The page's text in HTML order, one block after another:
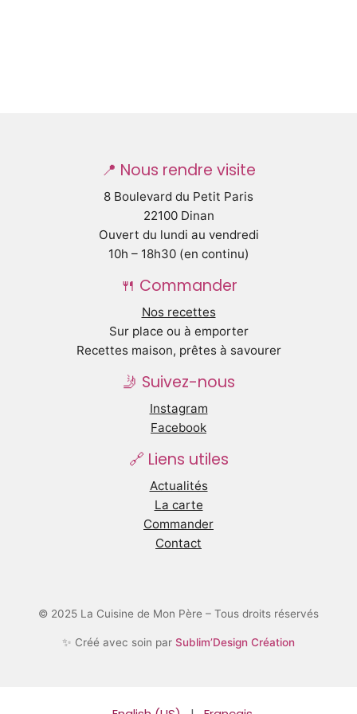
📍 Nous rendre visite
8 Boulevard du Petit Paris
22100 Dinan
Ouvert du lundi au vendredi
10h – 18h30 (en continu)
🍴 Commander
Nos recettes
Sur place ou à emporter
Recettes maison, prêtes à savourer
🤳 Suivez-nous
Instagram
Facebook
🔗 Liens utiles
Actualités
La carte
Commander
Contact
© 2025 La Cuisine de Mon Père – Tous droits réservés
✨ Créé avec soin par Sublim’Design Création